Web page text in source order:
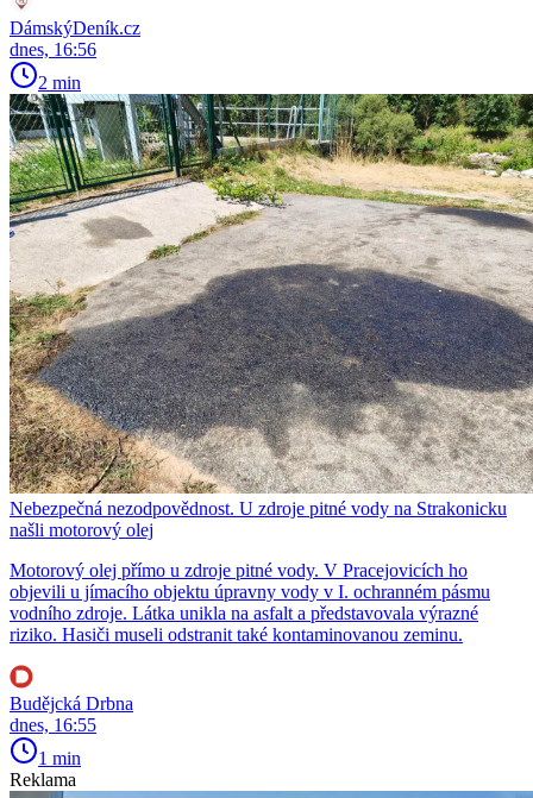
DámskýDeník.cz
dnes, 16:56
2 min
Nebezpečná nezodpovědnost. U zdroje pitné vody na Strakonicku
našli motorový olej
Motorový olej přímo u zdroje pitné vody. V Pracejovicích ho
objevili u jímacího objektu úpravny vody v I. ochranném pásmu
vodního zdroje. Látka unikla na asfalt a představovala výrazné
riziko. Hasiči museli odstranit také kontaminovanou zeminu.
Budějcká Drbna
dnes, 16:55
1 min
Reklama